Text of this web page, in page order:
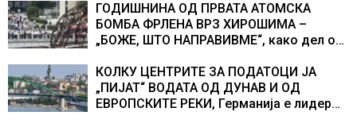
ГОДИШНИНА ОД ПРВАТА АТОМСКА
БОМБА ФРЛЕНА ВРЗ ХИРОШИМА –
„БОЖЕ, ШТО НАПРАВИВМЕ“, како дел од
учесниците во бомбардирањето го
доживуваа овој настан што го промени
текот на историјата
КОЛКУ ЦЕНТРИТЕ ЗА ПОДАТОЦИ ЈА
„ПИЈАТ“ ВОДАТА ОД ДУНАВ И ОД
ЕВРОПСКИТЕ РЕКИ, Германија е лидер